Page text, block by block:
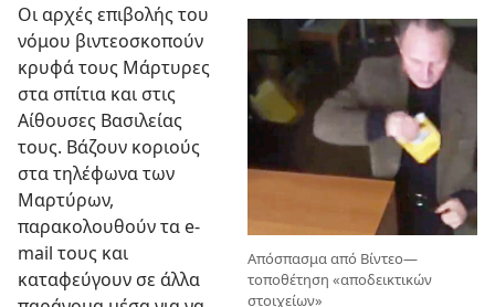
Απόσπασμα από Βίντεο—
τοποθέτηση «αποδεικτικών
στοιχείων»
Οι αρχές επιβολής του
νόμου βιντεοσκοπούν
κρυφά τους Μάρτυρες
στα σπίτια και στις
Αίθουσες Βασιλείας
τους. Βάζουν κοριούς
στα τηλέφωνα των
Μαρτύρων,
παρακολουθούν τα e-
mail τους και
καταφεύγουν σε άλλα